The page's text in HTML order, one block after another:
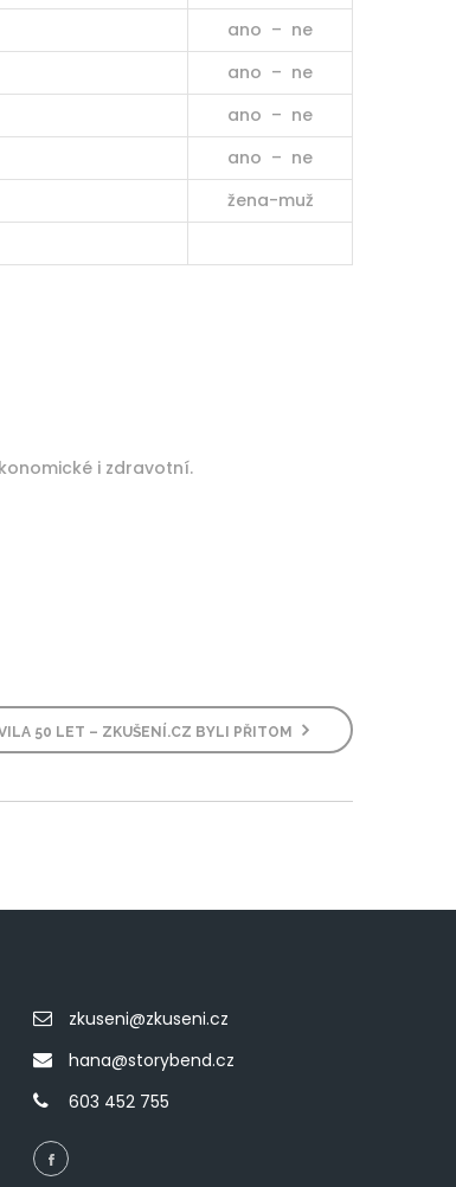
ano – ne
ano – ne
ano – ne
ano – ne
žena-muž
i zdravotní.
50 LET – ZKUŠENÍ.CZ BYLI PŘITOM
zkuseni@zkuseni.cz
hana@storybend.cz
603 452 755